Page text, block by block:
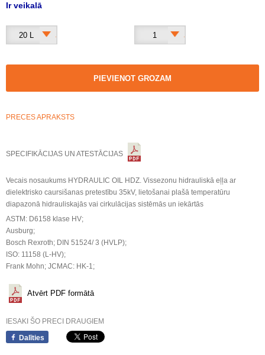
Ir veikalā
PIEVIENOT GROZAM
20 L 1
PRECES APRAKSTS
SPECIFIKĀCIJAS UN ATESTĀCIJAS
Vecais nosaukums HYDRAULIC OIL HDZ. Vissezonu hidrauliskā eļļa ar
dielektrisko caursišanas pretestību 35kV, lietošanai plašā temperatūru
diapazonā hidrauliskajās vai cirkulācijas sistēmās un iekārtās
ASTM: D6158 klase HV;
Ausburg;
Bosch Rexroth; DIN 51524/ 3 (HVLP);
ISO: 11158 (L-HV);
Frank Mohn; JCMAC: HK-1;
Atvērt PDF formātā
IESAKI ŠO PRECI DRAUGIEM
Dalīties